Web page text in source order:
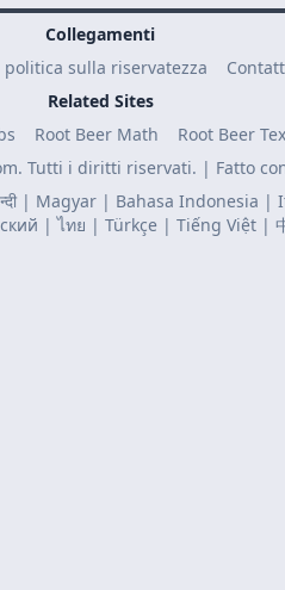
Collegamenti
politica sulla riservatezza
Related Sites
Root Beer Math
Root Beer
Tutti i diritti riservati. | Fatto
| Magyar | Bahasa Indonesia |
|ไทย | Türkçe | Tiếng Việt |